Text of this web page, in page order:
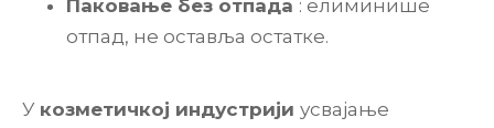
Паковање без отпада : елиминише
отпад, не оставља остатке.
У козметичкој индустрији усвајање